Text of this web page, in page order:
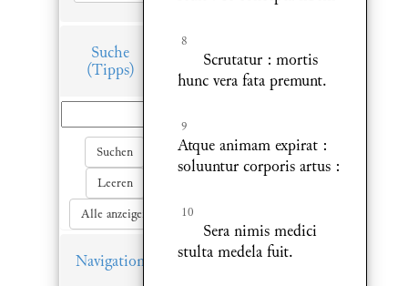
Suche
(Tipps)
Suchen
Leeren
Alle anzeigen
Navigation
8
Scrutatur : mortis
hunc vera fata premunt.
9
Atque animam expirat :
soluuntur corporis artus :
10
Sera nimis medici
stulta medela fuit.